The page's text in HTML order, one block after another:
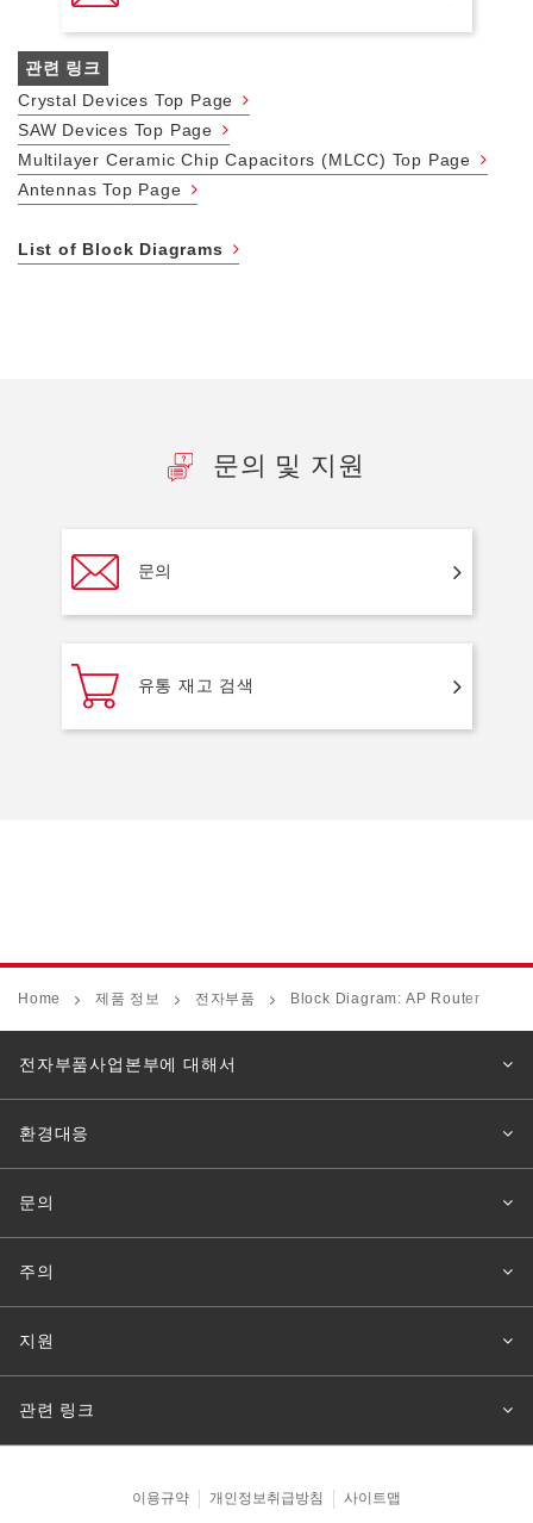
관련 링크
Crystal Devices Top Page
SAW Devices Top Page
Multilayer Ceramic Chip Capacitors (MLCC) Top Page
Antennas Top Page
List of Block Diagrams
문의 및 지원
문의
유통 재고 검색
Home 제품 정보 전자부품 Block Diagram: AP Router
전자부품사업본부에 대해서
환경대응
문의
주의
지원
관련 링크
이용규약 개인정보취급방침 사이트맵